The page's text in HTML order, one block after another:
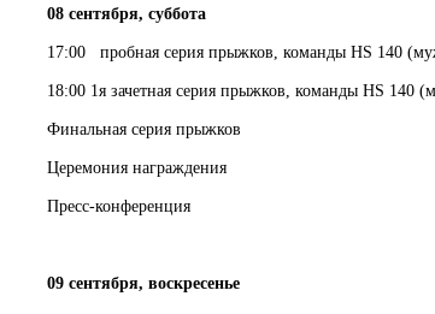
08 сентября, суббота
17:00 пробная серия прыжков, команды HS 140
18:00 1я зачетная серия прыжков, команды HS 140
Финальная серия прыжков
Церемония награждения
Пресс-конференция
09 сентября, воскресенье